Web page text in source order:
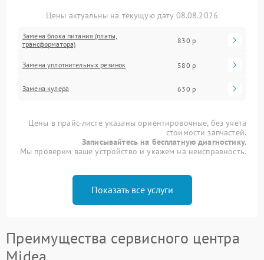
Цены актуальны на текущую дату 08.08.2026
Замена блока питания (платы,
трансформатора)
830 р
Замена уплотнительных резинок 580 р
Замена кулера 630 р
Цены в прайс-листе указаны ориентировочные, без учета
стоимости запчастей.
Записывайтесь на бесплатную диагностику.
Мы проверим ваше устройство и укажем на неисправность.
Показать все услуги
Преимущества сервисного центра